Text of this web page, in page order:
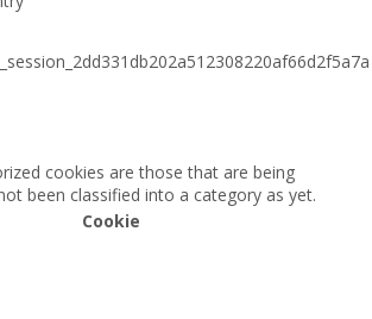
cookies are those that are being
been classified into a category as yet.
Cookie